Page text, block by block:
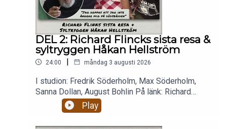
DEL 2: Richard Flincks sista resa &
syltryggen Håkan Hellström
24:00 | måndag 3 augusti 2026
I studion: Fredrik Söderholm, Max Söderholm,
Sanna Dollan, August Bohlin På länk: Richard
Flinck. Micke 💉 Richard Flink berättar om
dödsfonden och planen att avsluta sitt liv i landet
Play